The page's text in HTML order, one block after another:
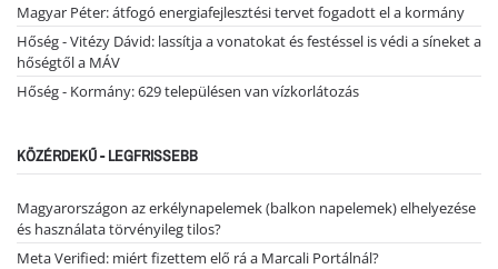
Magyar Péter: átfogó energiafejlesztési tervet fogadott el a kormány
Hőség - Vitézy Dávid: lassítja a vonatokat és festéssel is védi a síneket a
hőségtől a MÁV
Hőség - Kormány: 629 településen van vízkorlátozás
KÖZÉRDEKŰ - LEGFRISSEBB
Magyarországon az erkélynapelemek (balkon napelemek) elhelyezése
és használata törvényileg tilos?
Meta Verified: miért fizettem elő rá a Marcali Portálnál?